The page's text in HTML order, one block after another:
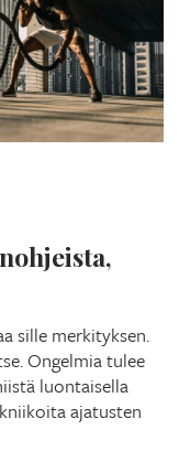
sille merkityksen.
Ongelmia tulee
luontaisella
ajatusten